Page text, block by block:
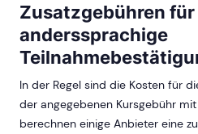
Zusatzgebühren für
anderssprachige
In der Regel sind die Kosten für
der angegebenen Kursgebühr
berechnen einige Anbieter eine